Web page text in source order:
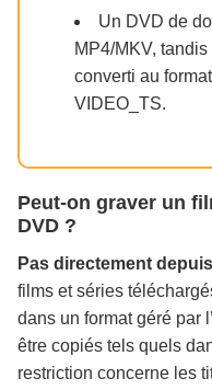
Un DVD de
MP4/MKV,
converti au
VIDEO_TS.
Peut-on graver un
DVD ?
Pas directement
films et séries
dans un format géré par
être copiés tels quels
restriction concerne les